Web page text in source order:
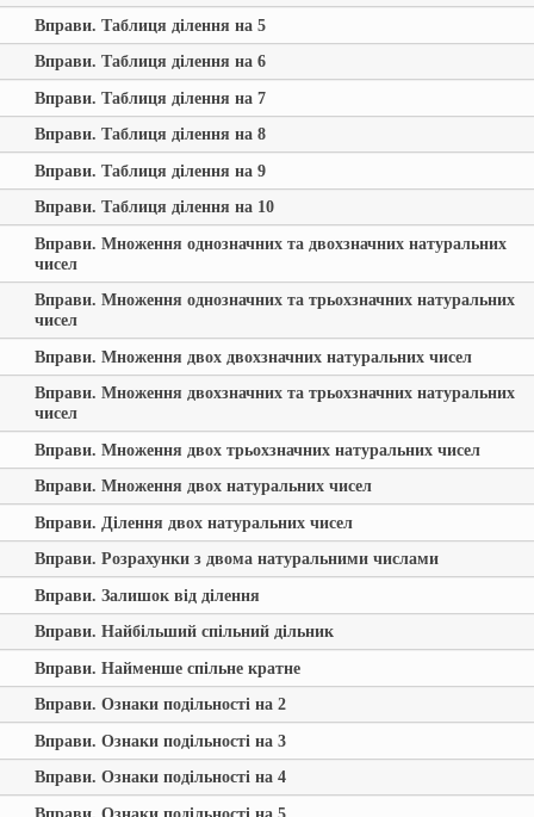
Вправи. Таблиця ділення на 5
Вправи. Таблиця ділення на 6
Вправи. Таблиця ділення на 7
Вправи. Таблиця ділення на 8
Вправи. Таблиця ділення на 9
Вправи. Таблиця ділення на 10
Вправи. Множення однозначних та двохзначних натуральних
чисел
Вправи. Множення однозначних та трьохзначних натуральних
чисел
Вправи. Множення двох двохзначних натуральних чисел
Вправи. Множення двохзначних та трьохзначних натуральних
чисел
Вправи. Множення двох трьохзначних натуральних чисел
Вправи. Множення двох натуральних чисел
Вправи. Ділення двох натуральних чисел
Вправи. Розрахунки з двома натуральними числами
Вправи. Залишок від ділення
Вправи. Найбільший спільний дільник
Вправи. Найменше спільне кратне
Вправи. Ознаки подільності на 2
Вправи. Ознаки подільності на 3
Вправи. Ознаки подільності на 4